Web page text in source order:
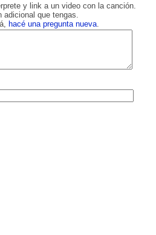
y link a un video con la canción.
que tengas.
hacé una pregunta nueva.